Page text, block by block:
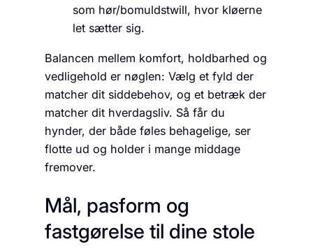
som hør/bomuldstwill, hvor kløerne
let sætter sig.
Balancen mellem komfort, holdbarhed og
vedligehold er nøglen: Vælg et fyld der
matcher dit siddebehov, og et betræk der
matcher dit hverdagsliv. Så får du
hynder, der både føles behagelige, ser
flotte ud og holder i mange middage
fremover.
Mål, pasform og
fastgørelse til dine stole